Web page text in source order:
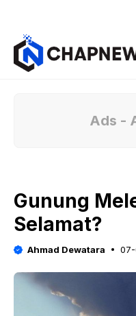
Ads -
Gunung
Selamat?
Ahmad Dewatara